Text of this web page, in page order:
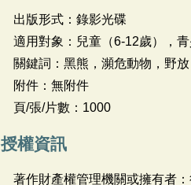
出版形式：錄影光碟
適用對象：兒童（6-12歲），
關鍵詞：黑熊，瀕危動物，野
附件：無附件
頁/張/片數：1000
授權資訊
著作財產權管理機關或擁有者